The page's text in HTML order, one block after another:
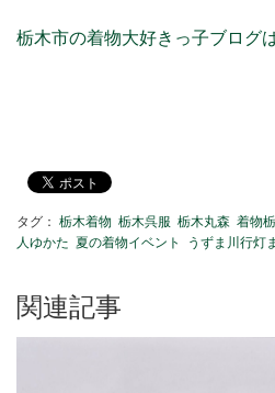
栃木市の着物大好きっ子ブログ
タグ： 栃木着物 栃木呉服 栃木丸森 着物
人ゆかた 夏の着物イベント うずま川行灯
関連記事